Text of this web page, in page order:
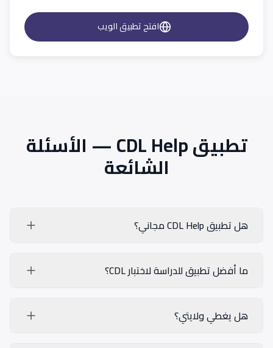
افتح تطبيق الويب
تطبيق CDL Help — الأسئلة
الشائعة
هل تطبيق CDL Help مجاني؟
ما أفضل تطبيق للدراسة لاختبار CDL؟
هل يغطي ولايتي؟